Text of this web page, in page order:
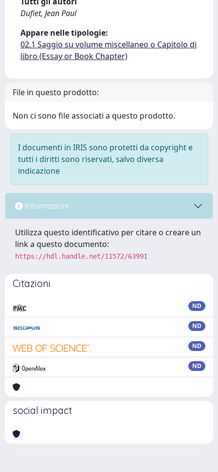
Dufiet, Jean Paul
Appare nelle tipologie:
02.1 Saggio su volume miscellaneo o Capitolo di
libro (Essay or Book Chapter)
File in questo prodotto:
Non ci sono file associati a questo prodotto.
I documenti in IRIS sono protetti da copyright e
tutti i diritti sono riservati, salvo diversa
indicazione
Informazioni
Utilizza questo identificativo per citare o creare un
link a questo documento:
https://hdl.handle.net/11572/63991
Citazioni
ND
ND
ND
ND
social impact